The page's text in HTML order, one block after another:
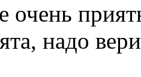
очень
надо